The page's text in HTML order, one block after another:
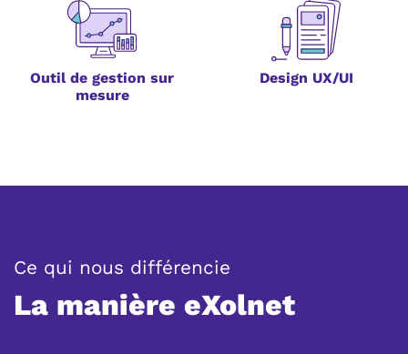
Outil de gestion sur
mesure
Design UX/UI
Ce qui nous différencie
La manière eXolnet